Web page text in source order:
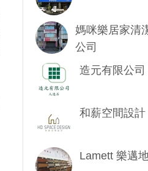
媽咪樂居家清
公司
造元有限公司
和薪空間設計
Lamett 樂邁